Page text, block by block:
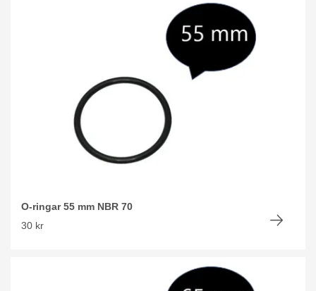
O-ringar 55 mm NBR 70
30 kr